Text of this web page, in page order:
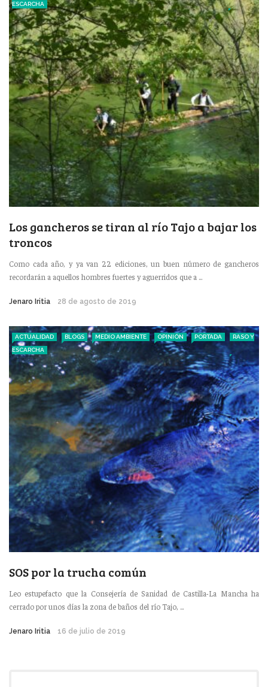
ESCARCHA
Los gancheros se tiran al río Tajo a bajar los
troncos
Como cada año, y ya van 22 ediciones, un buen número de gancheros
recordarán a aquellos hombres fuertes y aguerridos que a ...
Jenaro Iritia 28 de agosto de 2019
ACTUALIDAD BLOGS MEDIO AMBIENTE OPINIÓN PORTADA
RASO Y
ESCARCHA
SOS por la trucha común
Leo estupefacto que la Consejería de Sanidad de Castilla-La Mancha ha
cerrado por unos días la zona de baños del río Tajo, ...
Jenaro Iritia 16 de julio de 2019